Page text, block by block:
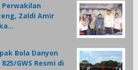
Zaldi Amir
Bola Danyon
GWS Resmi di